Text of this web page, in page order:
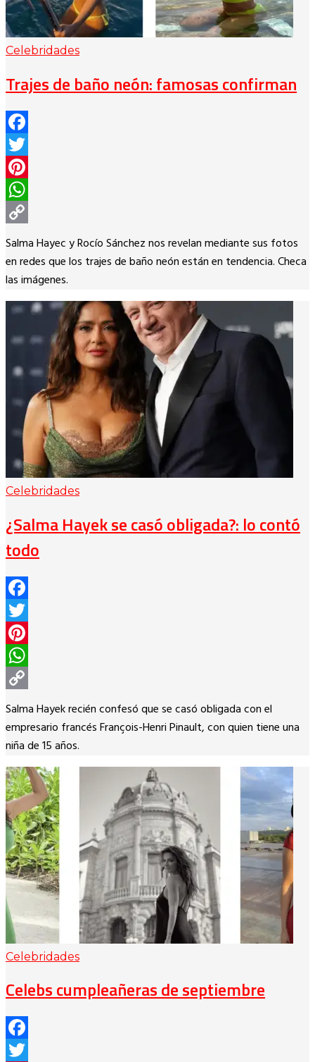
Celebridades
Trajes de baño neón: famosas confirman
Facebook
Twitter
Pinterest
WhatsApp
Copy
Link
Salma Hayec y Rocío Sánchez nos revelan mediante sus fotos
en redes que los trajes de baño neón están en tendencia. Checa
las imágenes.
Celebridades
¿Salma Hayek se casó obligada?: lo contó
todo
Facebook
Twitter
Pinterest
WhatsApp
Copy
Link
Salma Hayek recién confesó que se casó obligada con el
empresario francés François-Henri Pinault, con quien tiene una
niña de 15 años.
Celebridades
Celebs cumpleañeras de septiembre
Facebook